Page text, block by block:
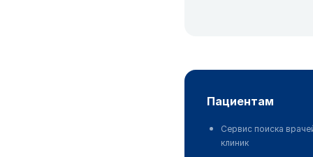
пациентам
Сервис поиска
клиник